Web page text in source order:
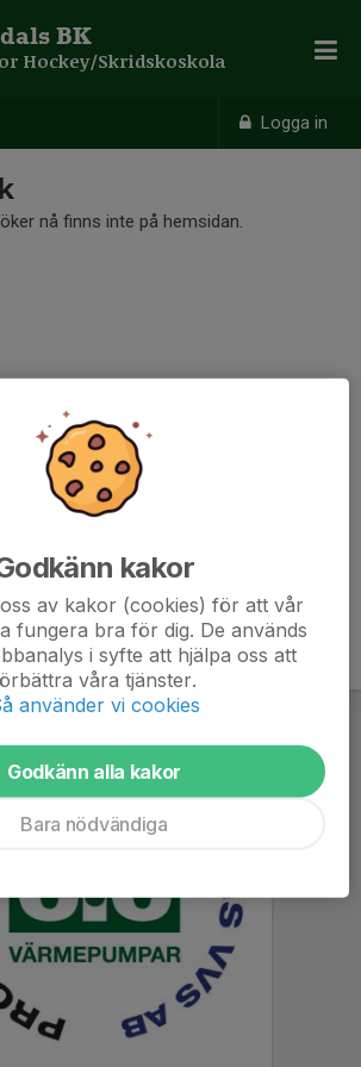
Logga in
BK
Hockey/Skridskoskola
nå finns inte på hemsidan.
kakor
av kakor (cookies) för att vår
fungera bra för dig. De används
i syfte att hjälpa oss att
våra tjänster.
använder vi cookies
Godkänn alla kakor
Bara nödvändiga